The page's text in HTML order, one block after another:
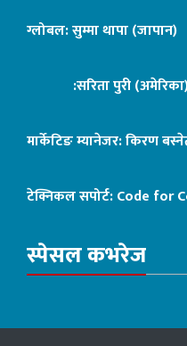
ग्लोबल: सुम्मा थापा (जापान)
:सरिता पुरी
मार्केटिङ म्यानेजर: किरण
टेक्निकल सपोर्ट:Code for
स्पेसल कभरेज